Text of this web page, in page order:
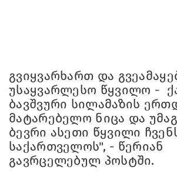
გვიყვარხართ და
უსაყვარლესო წყვილო -
ბავშვური სილამაზის
მატარებელო ნიცა და
ბევრი ასეთი წყვილი
საქართველოს", - წერიან
გავრცელებულ პოსტში.